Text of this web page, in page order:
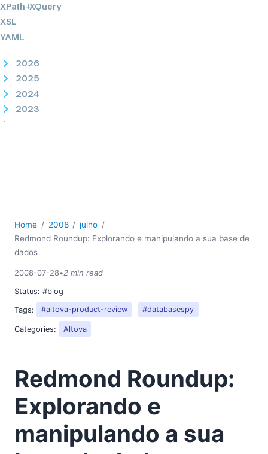
XPath+XQuery
XSL
YAML
2026
2025
2024
2023
2021
2015
2014
2012
2011
2010
2009
04
05
06
07
Redmond Roundup: Explorando e manipulando a sua
base de dados
Home 2008
julho
Redmond Roundup: Explorando e manipulando a sua base de
dados
2008-07-28•2 min read
Status: #blog
Tags:
#altova-product-review #databasespy
Categories: Altova
Redmond Roundup:
Explorando e
manipulando a sua